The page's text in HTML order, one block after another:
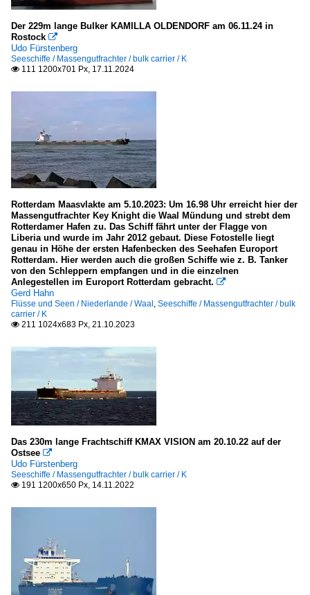
Flaggen, Schornsteinmarken
Schornsteinmarken - funnels
Hafeneinrichtungen
Kräne, Containerbrücken
Lotsenboote / pilot boats
Deutschland
Der 229m lange Bulker KAMILLA OLDENDORF am 06.11.24 in
Rostock 
Udo Fürstenberg
Seeschiffe / Massengutfrachter / bulk carrier / K
 111 1200x701 Px, 17.11.2024
Rotterdam Maasvlakte am 5.10.2023: Um 16.98 Uhr erreicht hier der
Massengutfrachter Key Knight die Waal Mündung und strebt dem
Rotterdamer Hafen zu. Das Schiff fährt unter der Flagge von
Liberia und wurde im Jahr 2012 gebaut. Diese Fotostelle liegt
genau in Höhe der ersten Hafenbecken des Seehafen Europort
Rotterdam. Hier werden auch die großen Schiffe wie z. B. Tanker
von den Schleppern empfangen und in die einzelnen
Anlegestellen im Europort Rotterdam gebracht. 
Gerd Hahn
Flüsse und Seen / Niederlande / Waal , Seeschiffe / Massengutfrachter / bulk
carrier / K
 211 1024x683 Px, 21.10.2023
Das 230m lange Frachtschiff KMAX VISION am 20.10.22 auf der
Ostsee 
Udo Fürstenberg
Seeschiffe / Massengutfrachter / bulk carrier / K
 191 1200x650 Px, 14.11.2022